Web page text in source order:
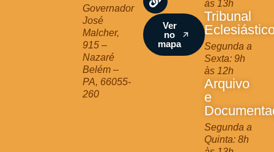
Governador
José
Malcher,
915 –
Nazaré
Belém –
PA, 66055-
260
a
m
k
Ver
no
mapa
às 13h
Tribunal
Segunda a
Sexta: 9h
às 12h
Arquivo
e
Segunda a
Quinta: 8h